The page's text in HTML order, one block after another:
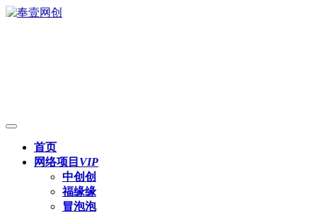
首页
网络项目 VIP
中创创
福缘缘
冒泡泡